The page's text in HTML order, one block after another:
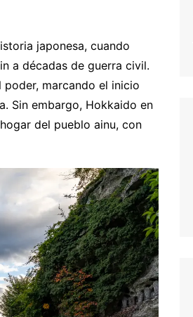
japonesa, cuando
a décadas de guerra civil.
marcando el inicio
Sin embargo, Hokkaido en
del pueblo ainu, con